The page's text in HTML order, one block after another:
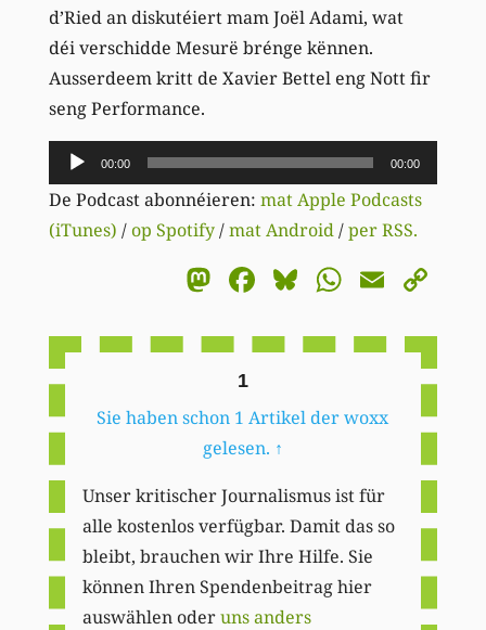
d’Ried an diskutéiert mam Joël Adami, wat
déi verschidde Mesurë brénge kënnen.
Ausserdeem kritt de Xavier Bettel eng Nott fir
seng Performance.
Audio-
Player
00:00 00:00
De Podcast abonnéieren: mat Apple Podcasts
(iTunes) /op Spotify/mat Android/per RSS.
Mastodon
Facebook
BlueskyEmail
1
Sie haben schon 1 Artikel der woxx
gelesen. ↑
Unser kritischer Journalismus ist für
alle kostenlos verfügbar. Damit das so
bleibt, brauchen wir Ihre Hilfe. Sie
können Ihren Spendenbeitrag hier
auswählen oderuns anders